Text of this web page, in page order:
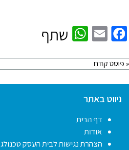
Facebook
Email
WhatsApp
שתף
« פוסט קודם
ניווט באתר
דף הבית
אודות
הצהרת נגישות לבית העסק טכנולג